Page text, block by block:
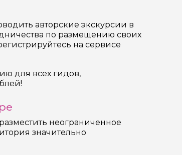
авторские экскурсии в
по размещению своих
на сервисе
для всех гидов,
неограниченное
значительно